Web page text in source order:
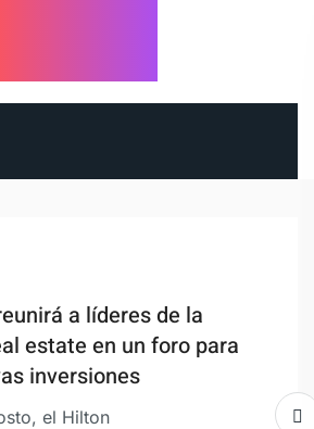
a líderes de la
estate en un foro para
inversiones
el Hilton